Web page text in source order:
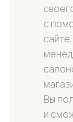
с
Вы
и